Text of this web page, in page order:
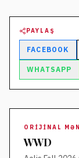
PAYLAŞ
FACEBOOK
WHATSAPP
ORIJINAL
WWD